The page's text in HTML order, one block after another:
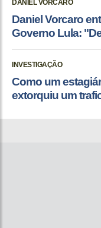
DANIEL VORCARO
Daniel Vorcaro
Governo Lula:
INVESTIGAÇÃO
Como um
extorquiu um